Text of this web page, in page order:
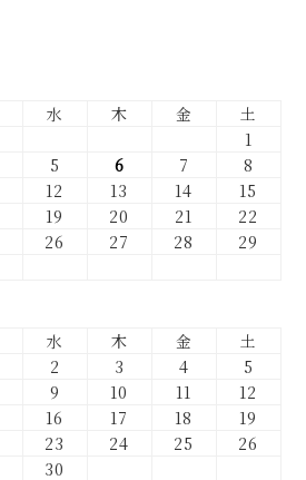
水 木 金
土
1
5 6 7
8
12 13 14
15
19 20 21
22
26 27 28
29
水 木 金
土
2 3 4
5
9 10 11
12
16 17 18
19
23 24 25
26
30